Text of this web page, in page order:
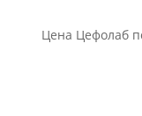
Цена Цефолаб